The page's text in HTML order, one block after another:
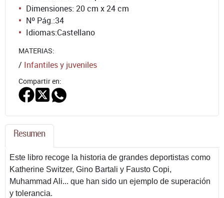
Dimensiones: 20 cm x 24 cm
Nº Pág.:34
Idiomas:Castellano
MATERIAS:
/ Infantiles y juveniles
Compartir en:
Resumen
Este libro recoge la historia de grandes deportistas como
Katherine Switzer, Gino Bartali y Fausto Copi,
Muhammad Ali... que han sido un ejemplo de superación
y tolerancia.